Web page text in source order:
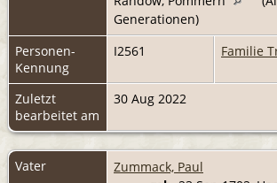
Generationen)
Personen-
Kennung
I2561 Familie
Zuletzt
bearbeitet am
30 Aug 2022
Vater
Zummack, Paul